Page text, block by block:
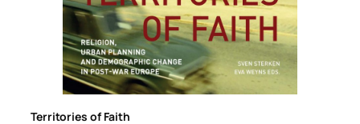
Territories of Faith